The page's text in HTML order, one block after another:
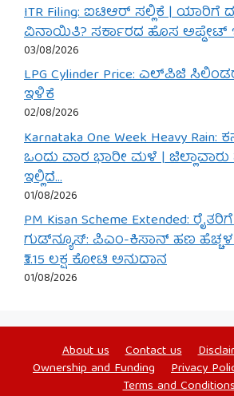
ITR Filing: ಐಟಿಆರ್ ಸಲ್ಲಿಕೆ | ಯಾರಿಗೆ
ವಿನಾಯಿತಿ? ಸರ್ಕಾರದ ಹೊಸ ಅಪ್ಡೇಟ್
03/08/2026
LPG Cylinder Price: ಎಲ್‌ಪಿಜಿ
ಇಳಿಕೆ
02/08/2026
Karnataka One Week Heavy Rain:
ಒಂದು ವಾರ ಭಾರೀ ಮಳೆ |
ಇಲ್ಲಿದೆ…
01/08/2026
PM Kisan Scheme Extended:
ಗುಡ್‌ನ್ಯೂಸ್: ಪಿಎಂ-ಕಿಸಾನ್ ಹಣ ಹೆಚ್ಚಳ
₹3.15 ಲಕ್ಷ ಕೋಟಿ ಅನುದಾನ
01/08/2026
About us Contact us
Ownership and Funding
Privacy
Terms and